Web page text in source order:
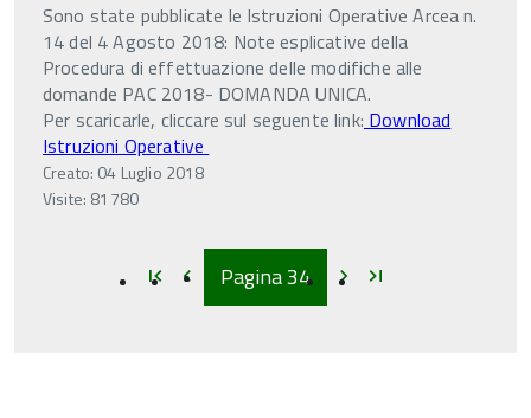
Sono state pubblicate le Istruzioni Operative Arcea n.
14 del 4 Agosto 2018: Note esplicative della
Procedura di effettuazione delle modifiche alle
domande PAC 2018- DOMANDA UNICA.
Per scaricarle, cliccare sul seguente link: Download
Istruzioni Operative
Creato: 04 Luglio 2018
Visite: 81780
first_page Inizio
chevron_left Inizio
Pagina34 chevron_right Inizio
last_page